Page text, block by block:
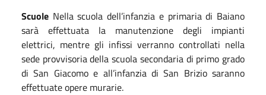
Scuole Nellascuoladell’infanzia e primaria di Baiano
sarà effettuata la manutenzione degli impianti
elettrici, mentre gli infissi verranno controllati nella
sede provvisoria della scuola secondaria di primo grado
di San Giacomo e all’infanzia di San Brizio saranno
effettuate opere murarie.